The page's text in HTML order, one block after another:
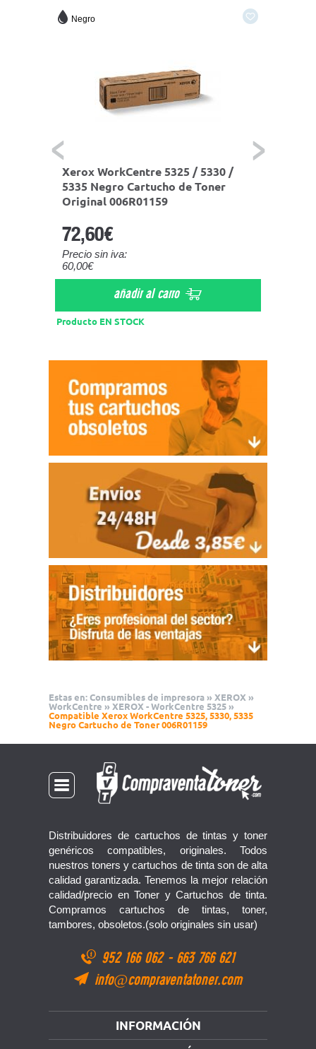
Producto EN STOCK
Negro
Xerox WorkCentre 5325 / 5330 /
5335 Negro Cartucho de Toner
Original 006R01159
72,60€
Precio sin iva:
60,00€
añadir al carro
Estas en: Consumibles de impresora » XEROX »
WorkCentre » XEROX - WorkCentre 5325 »
Compatible Xerox WorkCentre 5325, 5330, 5335
Negro Cartucho de Toner 006R01159
Distribuidores de cartuchos de tintas y toner
genéricos compatibles, originales. Todos
nuestros toners y cartuchos de tinta son de alta
calidad garantizada. Tenemos la mejor relación
calidad/precio en Toner y Cartuchos de tinta.
Compramos cartuchos de tintas, toner,
tambores, obsoletos.(solo originales sin usar)
952 166 062 - 663 766 621
info@compraventatoner.com
INFORMACIÓN